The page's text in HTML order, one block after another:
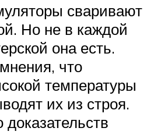
сваривают
Но не в каждой
она есть.
что
температуры
их из строя.